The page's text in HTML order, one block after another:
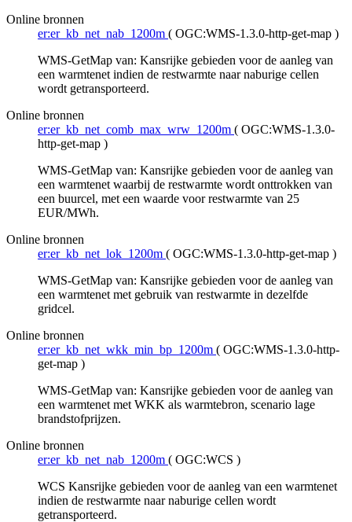
Online bronnen
er:er_kb_net_nab_1200m ( OGC:WMS-1.3.0-http-get-map )
WMS-GetMap van: Kansrijke gebieden voor de aanleg van
een warmtenet indien de restwarmte naar naburige cellen
wordt getransporteerd.
Online bronnen
er:er_kb_net_comb_max_wrw_1200m ( OGC:WMS-1.3.0-
http-get-map )
WMS-GetMap van: Kansrijke gebieden voor de aanleg van
een warmtenet waarbij de restwarmte wordt onttrokken van
een buurcel, met een waarde voor restwarmte van 25
EUR/MWh.
Online bronnen
er:er_kb_net_lok_1200m ( OGC:WMS-1.3.0-http-get-map )
WMS-GetMap van: Kansrijke gebieden voor de aanleg van
een warmtenet met gebruik van restwarmte in dezelfde
gridcel.
Online bronnen
er:er_kb_net_wkk_min_bp_1200m ( OGC:WMS-1.3.0-http-
get-map )
WMS-GetMap van: Kansrijke gebieden voor de aanleg van
een warmtenet met WKK als warmtebron, scenario lage
brandstofprijzen.
Online bronnen
er:er_kb_net_nab_1200m ( OGC:WCS )
WCS Kansrijke gebieden voor de aanleg van een warmtenet
indien de restwarmte naar naburige cellen wordt
getransporteerd.